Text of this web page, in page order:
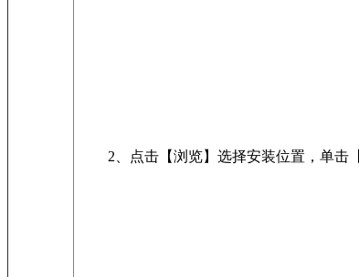
2、点击【浏览】选择安装位置，单击【